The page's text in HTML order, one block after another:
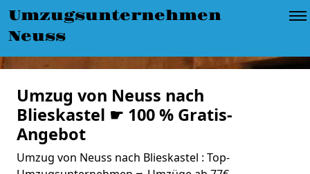
Umzugsunternehmen
Neuss
Umzug von Neuss nach
Blieskastel ☛ 100 % Gratis-
Angebot
Umzug von Neuss nach Blieskastel : Top-